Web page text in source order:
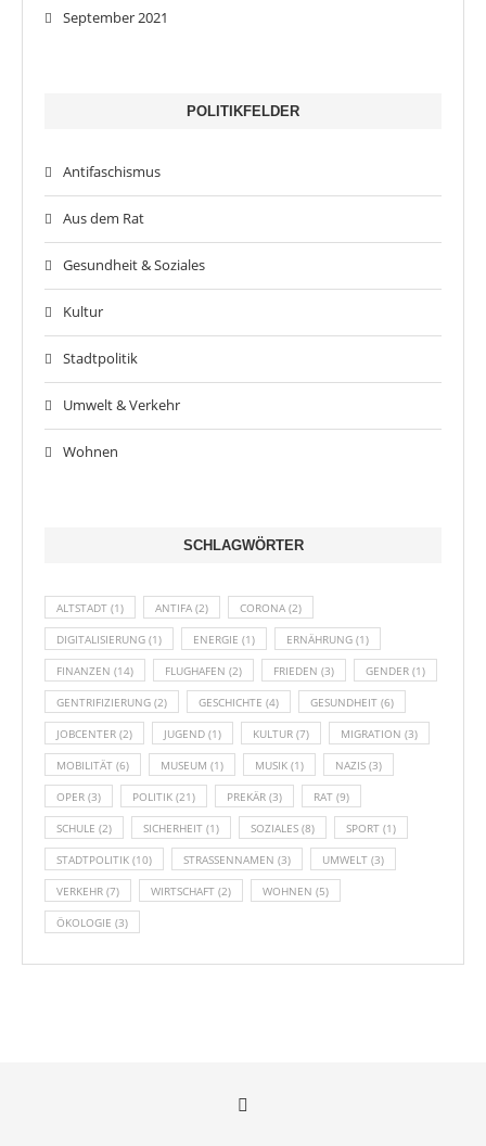
September 2021
POLITIKFELDER
Antifaschismus
Aus dem Rat
Gesundheit & Soziales
Kultur
Stadtpolitik
Umwelt & Verkehr
Wohnen
SCHLAGWÖRTER
ALTSTADT (1) ANTIFA (2) CORONA (2)
DIGITALISIERUNG (1) ENERGIE (1) ERNÄHRUNG (1)
FINANZEN (14) FLUGHAFEN (2) FRIEDEN (3) GENDER (1)
GENTRIFIZIERUNG (2) GESCHICHTE (4) GESUNDHEIT (6)
JOBCENTER (2) JUGEND (1) KULTUR (7) MIGRATION (3)
MOBILITÄT (6) MUSEUM (1) MUSIK (1) NAZIS (3)
OPER (3) POLITIK (21) PREKÄR (3) RAT (9)
SCHULE (2) SICHERHEIT (1) SOZIALES (8) SPORT (1)
STADTPOLITIK (10) STRASSENNAMEN (3) UMWELT (3)
VERKEHR (7) WIRTSCHAFT (2) WOHNEN (5)
ÖKOLOGIE (3)